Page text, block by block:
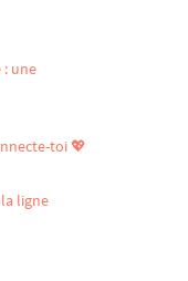
: une
toi 💖
ligne